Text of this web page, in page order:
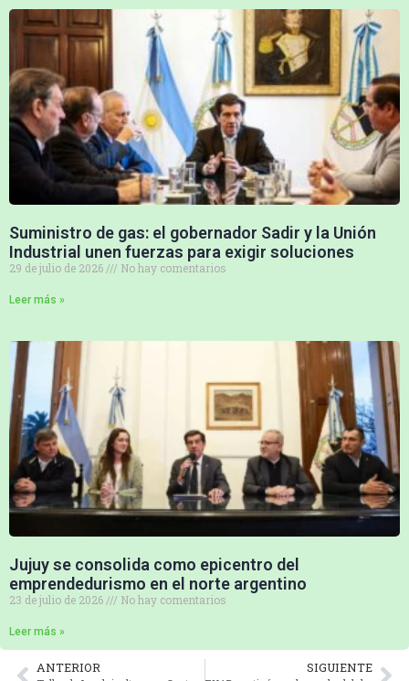
Suministro de gas: el gobernador Sadir y la Unión
Industrial unen fuerzas para exigir soluciones
29 de julio de 2026 No hay comentarios
Leer más »
Jujuy se consolida como epicentro del
emprendedurismo en el norte argentino
23 de julio de 2026 No hay comentarios
Leer más »
ANTERIOR SIGUIENTE